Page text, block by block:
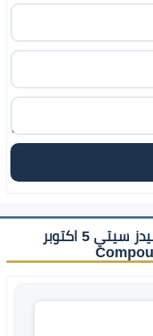
دليل شامل عن كمبوند بيراميدز سيتي 5 اكتوبر